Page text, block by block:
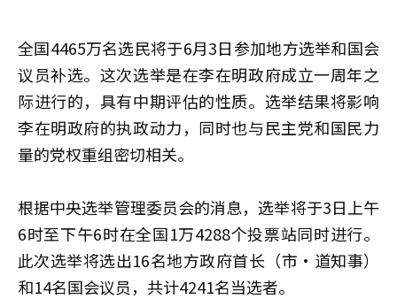
全国4465万名选民将于6月3日参加地方选举和国会
议员补选。这次选举是在李在明政府成立一周年之
际进行的，具有中期评估的性质。选举结果将影响
李在明政府的执政动力，同时也与民主党和国民力
量的党权重组密切相关。
根据中央选举管理委员会的消息，选举将于3日上午
6时至下午6时在全国1万4288个投票站同时进行。
此次选举将选出16名地方政府首长（市·道知事）
和14名国会议员，共计4241名当选者。